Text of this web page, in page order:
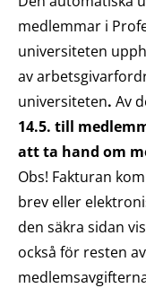
medlemmar i
universiteten
av
universiteten. Av
14.5. till
att ta hand om
Obs! Fakturan
brev eller
den säkra sidan
också för resten